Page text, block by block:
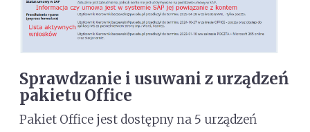
Sprawdzanie i usuwani z urządzeń
pakietu Office
Pakiet Office jest dostępny na 5 urządzeń